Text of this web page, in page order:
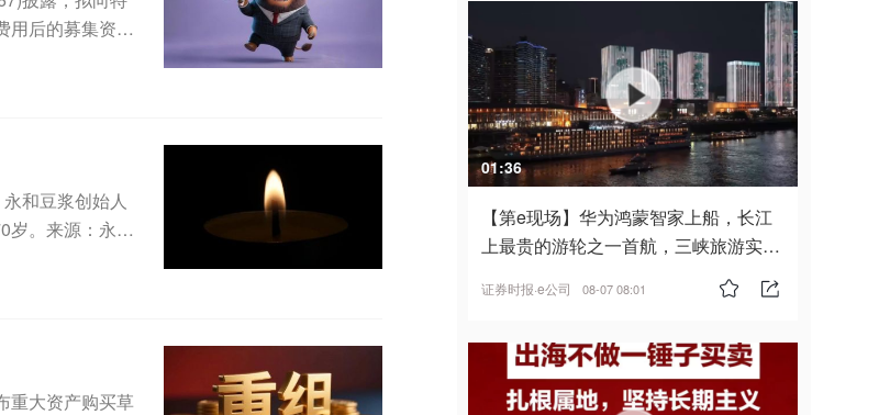
用后的募集资金
和豆浆创始人
岁。来源：永和
重大资产购买草
01:36
【第e现场】华为鸿蒙智家上船，长江
上最贵的游轮之一首航，三峡旅游实
证券时报·e公司 08-07 08:01